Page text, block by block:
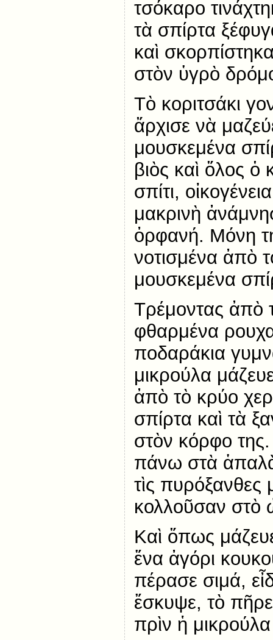
τσόκαρο
τὰ σπίρτα
καὶ
στὸν ὑγρὸ
Τὸ κοριτσάκι
ἄρχισε νὰ
μουσκεμένα
βιὸς καὶ ὅλος ὁ
σπίτι,
μακρινὴ
ὀρφανή. Μόνη
νοτισμένα ἀπὸ
μουσκεμένα
Τρέμοντας ἀπὸ
φθαρμένα
ποδαράκια
μικρούλα
ἀπὸ τὸ κρύο
σπίρτα καὶ τὰ
στὸν κόρφο
πάνω στὰ
τὶς
κολλοῦσαν στὸ
Καὶ ὅπως
ἕνα ἀγόρι
πέρασε σιμά,
ἔσκυψε, τὸ
πρὶν ἡ